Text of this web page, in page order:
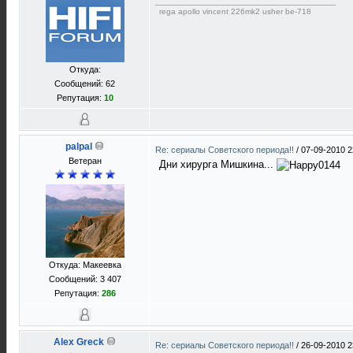
Откуда:
Сообщений: 62
Репутация: 10
rega apollo vincent 226mk2 usher be-718
palpal
Ветеран
Откуда: Макеевка
Сообщений: 3 407
Репутация: 286
Re: сериалы Советского периода!! / 07-09-2010
Дни хирурга Мишкина...
Alex Greck Re: сериалы Советского периода!! / 26-09-2010